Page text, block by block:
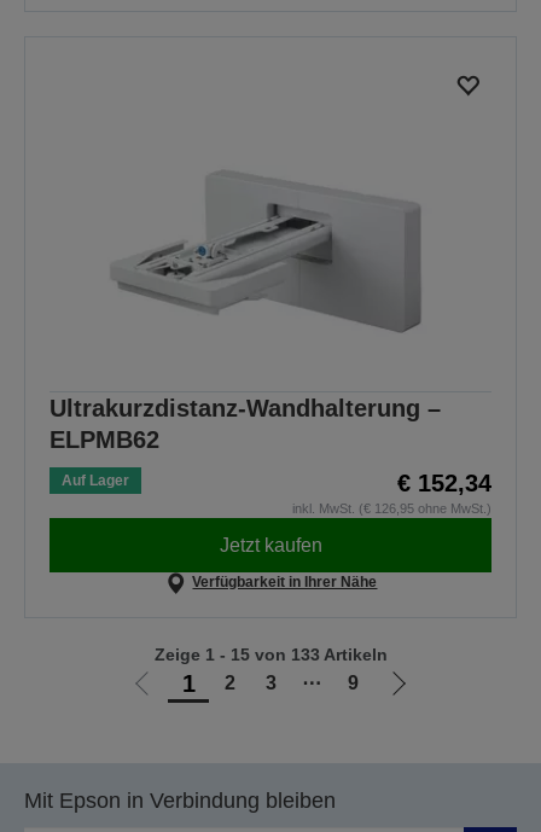
Ultrakurzdistanz-Wandhalterung –
ELPMB62
Auf Lager € 152,34
inkl. MwSt. (€ 126,95 ohne MwSt.)
Jetzt kaufen
Verfügbarkeit in Ihrer Nähe
Zur
1 2 3 ⋯ 9
Zur
Zeige 1 - 15 von 133 Artikeln
Mit Epson in Verbindung bleiben